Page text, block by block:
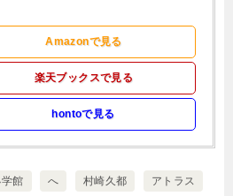
Amazonで見る
楽天ブックスで見る
hontoで見る
館 へ 村崎久都 アトラス